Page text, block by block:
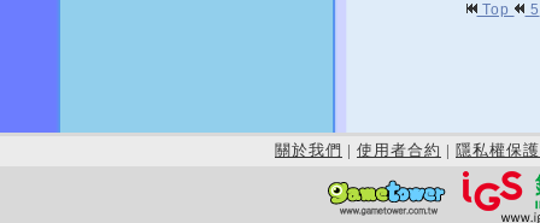
Top 5
關於我們 | 使用者合約 | 隱私權保護